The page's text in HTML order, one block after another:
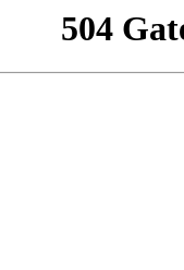
504